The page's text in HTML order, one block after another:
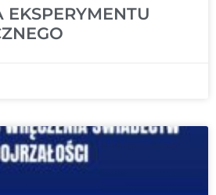
EKSPERYMENTU